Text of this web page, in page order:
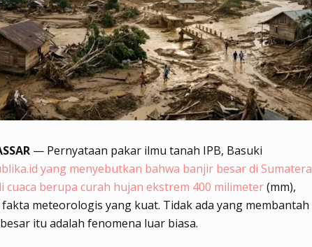
— Pernyataan pakar ilmu tanah IPB, Basuki
yang menyebutkan bahwa banjir besar di Sumatera
cuaca berupa curah hujan ekstrem 400 milimeter(mm),
meteorologis yang kuat. Tidak ada yang membantah
itu adalah fenomena luar biasa.